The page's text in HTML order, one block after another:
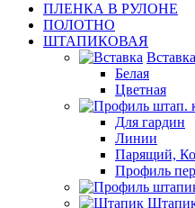
ПЛЕНКА В РУЛОНЕ
ПОЛОТНО
ШТАПИКОВАЯ
Вставка
Белая
Цветная
Для гардин
Линии
Парящий,
Профиль